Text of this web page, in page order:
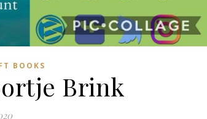
BOOKS
Brink